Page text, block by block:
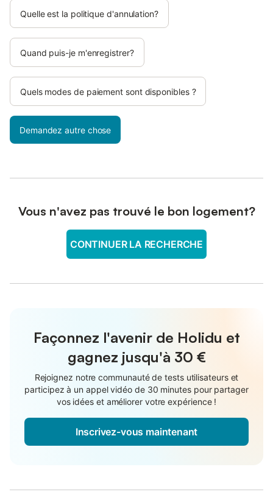
Quelle est la politique d'annulation?
Quand puis-je m'enregistrer?
Quels modes de paiement sont disponibles ?
Demandez autre chose
Vous n'avez pas trouvé le bon logement?
CONTINUER LA RECHERCHE
Façonnez l'avenir de Holidu et
gagnez jusqu'à 30 €
Rejoignez notre communauté de tests utilisateurs et
participez à un appel vidéo de 30 minutes pour partager
vos idées et améliorer votre expérience !
Inscrivez-vous maintenant